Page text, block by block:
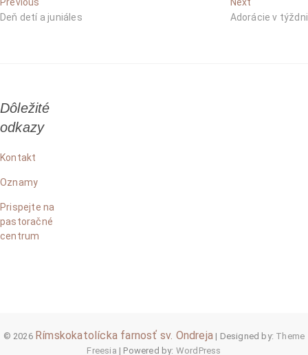
Navigácia
v
post:
Deň detí a juniáles
post:
Adorácie v týždni
Dôležité
odkazy
Kontakt
Oznamy
Prispejte na
pastoračné
centrum
© 2026 Rímskokatolícka farnosť sv. Ondreja | Designed by: Theme
Freesia | Powered by: WordPress